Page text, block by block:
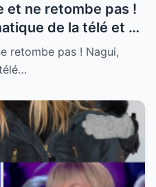
et ne retombe pas !
de la télé et né
au cœur d’une
précédent.
des nues et
qualifie de simple
passe mal
choqués.
souffert de
retombe pas ! Nagui,